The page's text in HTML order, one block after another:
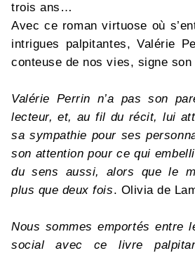
trois ans…
Avec ce roman virtuose où
intrigues palpitantes, Valérie
conteuse de nos vies, signe son
Valérie Perrin n’a pas son
lecteur, et, au fil du récit, lui
sa sympathie pour ses
son attention pour ce qui
du sens aussi, alors que le
plus que deux fois. Olivia de
Nous sommes emportés entre
social avec ce livre